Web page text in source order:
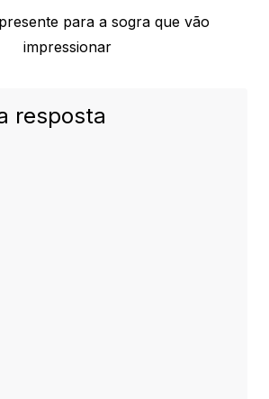
para a sogra que vão
impressionar
resposta